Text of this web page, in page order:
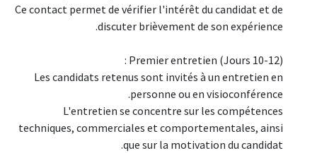
Ce contact permet de vérifier l'intérêt du candidat et de
discuter brièvement de son expérience.
Premier entretien (Jours 10-12) :
Les candidats retenus sont invités à un entretien en
personne ou en visioconférence.
L'entretien se concentre sur les compétences
techniques, commerciales et comportementales, ainsi
que sur la motivation du candidat.